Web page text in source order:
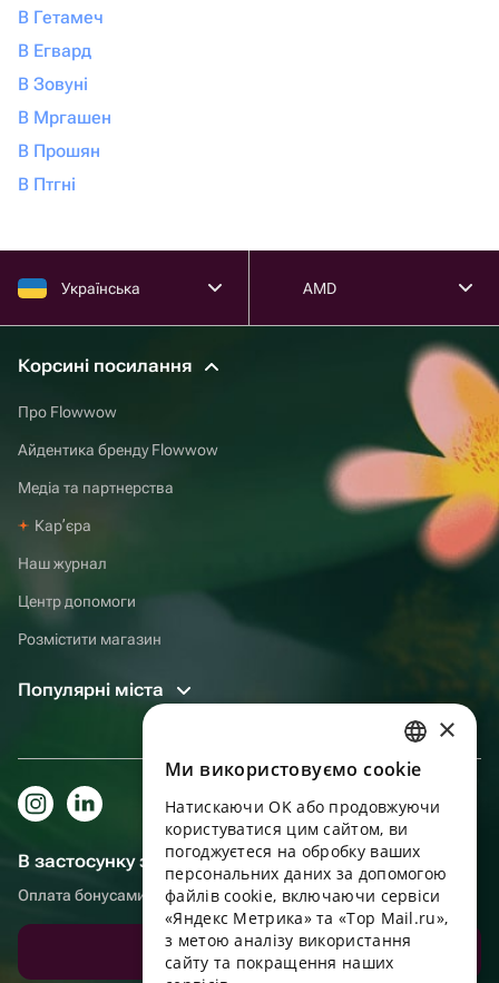
В Гетамеч
В Егвард
В Зовуні
В Мргашен
В Прошян
В Птгні
Українська AMD
Корсині посилання
Про Flowwow
Айдентика бренду Flowwow
Медіа та партнерства
Карʼєра
Наш журнал
Центр допомоги
Розмістити магазин
Популярні міста
В застосунку зручніше!
Оплата бонусами, самовивіз, зручний чат підтримки
Завантажити додаток
RUSSIAN
ENGLISH
UKRAINIAN
PORTUGUESE
SPANISH
HUNGARIAN
×
Ми використовуємо cookie
Натискаючи OK або продовжуючи
користуватися цим сайтом, ви
погоджуєтеся на обробку ваших
персональних даних за допомогою
файлів cookie, включаючи сервіси
«Яндекс Метрика» та «Top Mail.ru»,
з метою аналізу використання
сайту та покращення наших